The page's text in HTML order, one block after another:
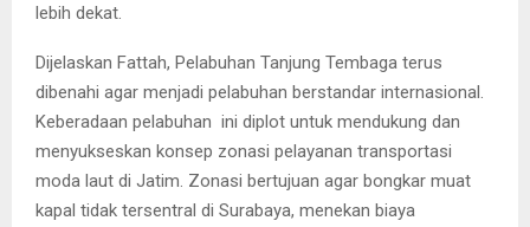
lebih dekat.
Dijelaskan Fattah, Pelabuhan Tanjung Tembaga terus
dibenahi agar menjadi pelabuhan berstandar internasional.
Keberadaan pelabuhan ini diplot untuk mendukung dan
menyukseskan konsep zonasi pelayanan transportasi
moda laut di Jatim. Zonasi bertujuan agar bongkar muat
kapal tidak tersentral di Surabaya, menekan biaya